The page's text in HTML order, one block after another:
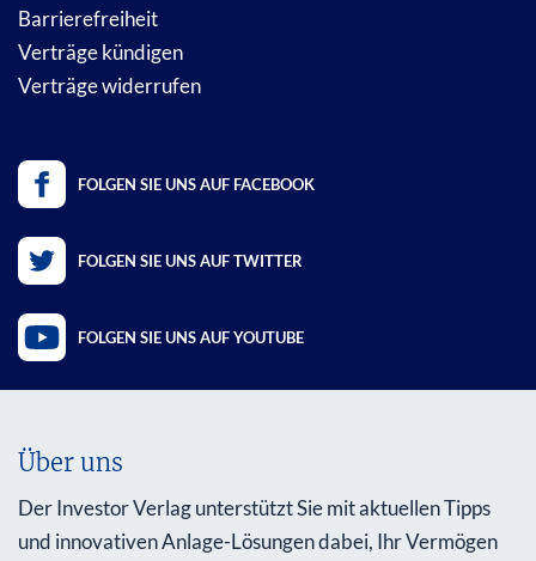
Barrierefreiheit
Verträge kündigen
Verträge widerrufen
FOLGEN SIE UNS AUF FACEBOOK
FOLGEN SIE UNS AUF TWITTER
FOLGEN SIE UNS AUF YOUTUBE
Über uns
Der Investor Verlag unterstützt Sie mit aktuellen Tipps
und innovativen Anlage-Lösungen dabei, Ihr Vermögen